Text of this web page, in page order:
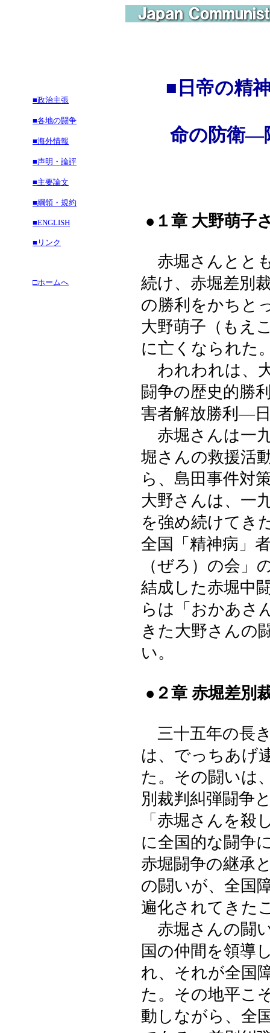
■政治主張
■各地の闘争
■海外情報
■声明・論評
■主要論文
■綱領・規約
■ENGLISH
■リンク
□ホームへ
■日帝の精
命の防衛―
●１章 大野萌子
赤堀さんとと
続け、赤堀差別
の勝利をかちと
大野萌子（もえ
に亡くなられた
われわれは、
闘争の歴史的勝
害者解放勝利―
赤堀さんは一
堀さんの救援活
ら、島田事件対
大野さんは、一
を強め続けてき
全国「精神病」
（ぜろ）の会」
結成した赤堀中
らは「おかあさ
きた大野さんの
い。
●２章 赤堀差別
三十五年の長
は、でっちあげ
た。その闘いは
別裁判糾弾闘争
「赤堀さんを殺
に全国的な闘争
赤堀闘争の継承
の闘いが、全国
遍化されてきた
赤堀さんの闘
国の仲間を領導
れ、それが全国
た。その地平こ
動しながら、全